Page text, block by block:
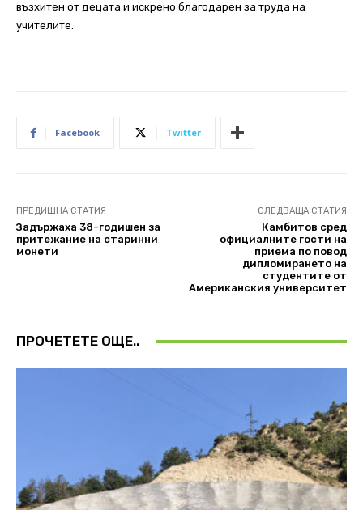
възхитен от децата и искрено благодарен за труда на
учителите.
Facebook Twitter
ПРЕДИШНА СТАТИЯ
Задържаха 38-годишен за
притежание на старинни
монети
СЛЕДВАЩА СТАТИЯ
Камбитов сред
официалните гости на
приема по повод
дипломирането на
студентите от
Американския университет
ПРОЧЕТЕТЕ ОЩЕ..